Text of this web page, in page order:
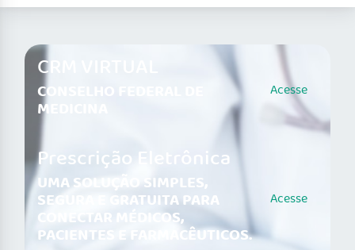
CRM VIRTUAL
CONSELHO FEDERAL DE
MEDICINA
Acesse
Prescrição Eletrônica
UMA SOLUÇÃO SIMPLES,
SEGURA E GRATUITA PARA
CONECTAR MÉDICOS,
PACIENTES E FARMACÊUTICOS.
Acesse